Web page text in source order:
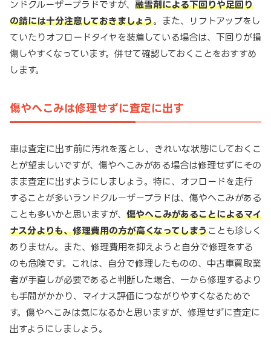
ンドクルーザープラドですが、 融雪剤による下回りや足回り
の錆には十分注意しておきましょう。また、リフトアップをし
ていたりオフロードタイヤを装着している場合は、下回りが損
傷しやすくなっています。併せて確認しておくことをおすすめ
します。
傷やへこみは修理せずに査定に出す
車は査定に出す前に汚れを落とし、きれいな状態にしておくこ
とが望ましいですが、傷やへこみがある場合は修理せずにその
まま査定に出すようにしましょう。特に、オフロードを走行
することが多いランドクルーザープラドは、傷やへこみがある
ことも多いかと思いますが、 傷やへこみがあることによるマイ
ナス分よりも、修理費用の方が高くなってしまうことも珍しく
ありません。また、修理費用を抑えようと自分で修理をする
のも危険です。これは、自分で修理したものの、中古車買取業
者が手直しが必要であると判断した場合、一から修理するより
も手間がかかり、マイナス評価につながりやすくなるためで
す。傷やへこみは気になるかと思いますが、修理せずに査定に
出すようにしましょう。